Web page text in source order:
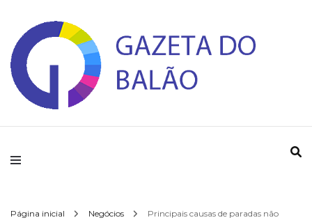
Gazeta do Balao
Página inicial Negócios
Principais causas de paradas não